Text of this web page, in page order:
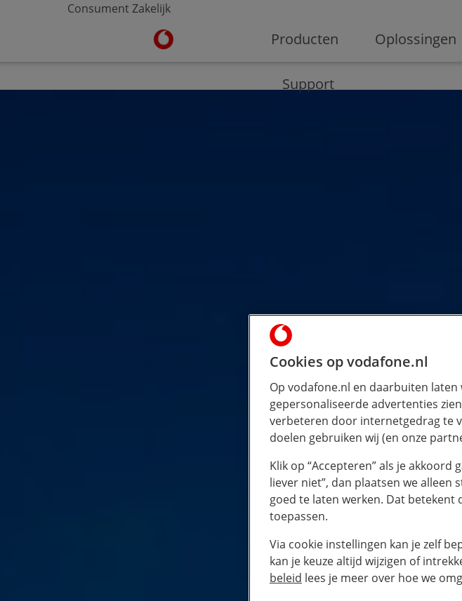
Consument Zakelijk
Ga naar de Vodafone homepage
Producten Oplossingen
Support
Cookies op vodafone.nl
Op vodafone.nl en daarbuiten
gepersonaliseerde advertenties
verbeteren door internetgedrag te
doelen gebruiken wij (en onze
Klik op “Accepteren” als je akkoord
liever niet”, dan plaatsen we alleen
goed te laten werken. Dat
toepassen.
Via cookie instellingen kan je zelf
kan je keuze altijd wijzigen of
beleid lees je meer over hoe we